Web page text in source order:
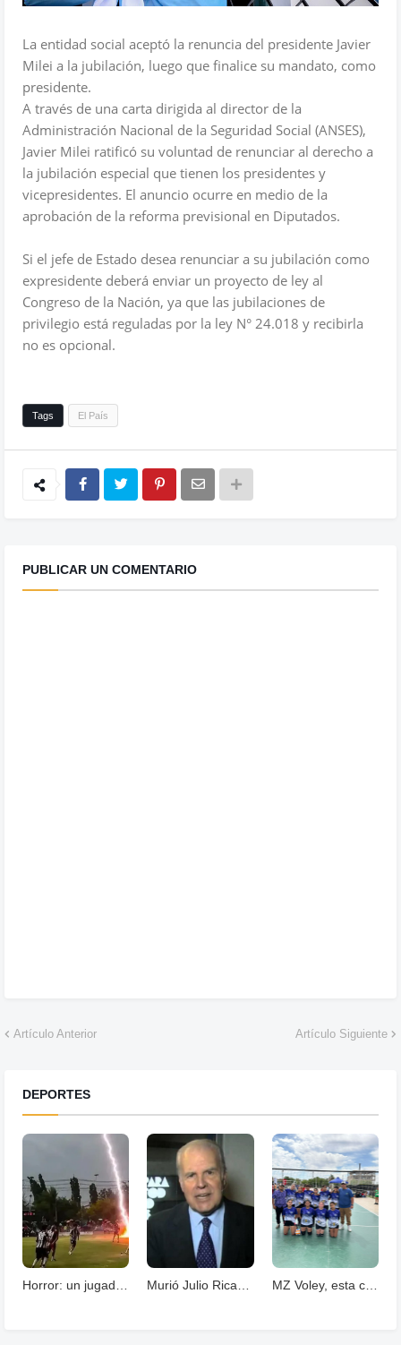
La entidad social aceptó la renuncia del presidente Javier
Milei a la jubilación, luego que finalice su mandato, como
presidente.
A través de una carta dirigida al director de la
Administración Nacional de la Seguridad Social (ANSES),
Javier Milei ratificó su voluntad de renunciar al derecho a
la jubilación especial que tienen los presidentes y
vicepresidentes. El anuncio ocurre en medio de la
aprobación de la reforma previsional en Diputados.
Si el jefe de Estado desea renunciar a su jubilación como
expresidente deberá enviar un proyecto de ley al
Congreso de la Nación, ya que las jubilaciones de
privilegio está reguladas por la ley N° 24.018 y recibirla
no es opcional.
Tags El País
PUBLICAR UN COMENTARIO
Artículo Anterior Artículo Siguiente
DEPORTES
Horror: un jugador murió fulminado por un rayos . Murió Julio Ricardo, histórico periodista deportivo MZ Voley, esta cerrando un año con grandes logros